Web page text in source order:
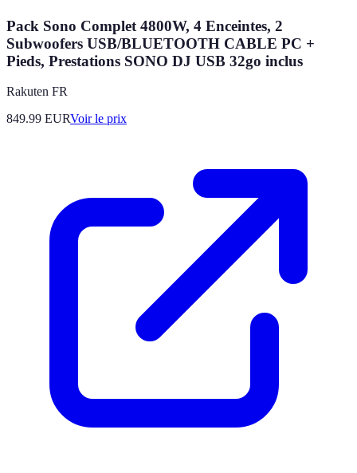
Pack Sono Complet 4800W, 4 Enceintes, 2
Subwoofers USB/BLUETOOTH CABLE PC +
Pieds, Prestations SONO DJ USB 32go inclus
Rakuten FR
849.99 EURVoir le prix